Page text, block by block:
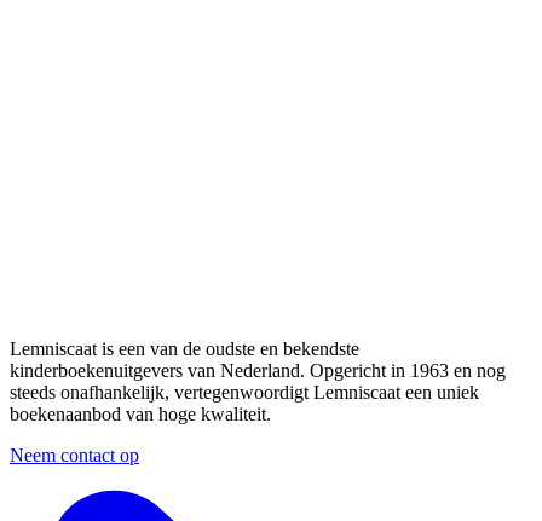
Lemniscaat is een van de oudste en bekendste
kinderboekenuitgevers van Nederland. Opgericht in 1963 en nog
steeds onafhankelijk, vertegenwoordigt Lemniscaat een uniek
boekenaanbod van hoge kwaliteit.
Neem contact op